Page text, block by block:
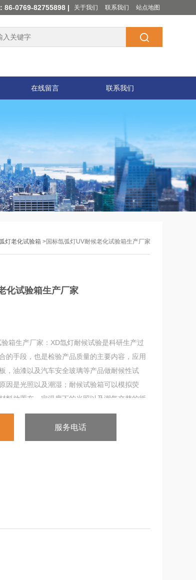
86-0769-82755898 | 关于我们 联系我们 站点地图
在线留言 联系我们
灯老化试验箱 >国标氙弧灯UV耐候老化试验箱生产厂家
化试验箱生产厂家
箱生产厂家：XD氙灯耐候试验是科研生产过
的手段，也是检验产品质量的主要内容，应用
，油漆以及汽车安全玻璃等产品做耐候性试
因是光照以及潮湿；耐候试验箱可以模拟荧
料放置在一定温度下的光照以及潮气交替的循
数天或数周的时间来重现.
服务电话